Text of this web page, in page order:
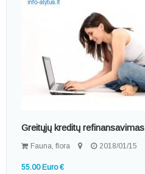
Greitųjų kreditų refinansavimas
Fauna, flora 2018/01/15
55.00 Euro €